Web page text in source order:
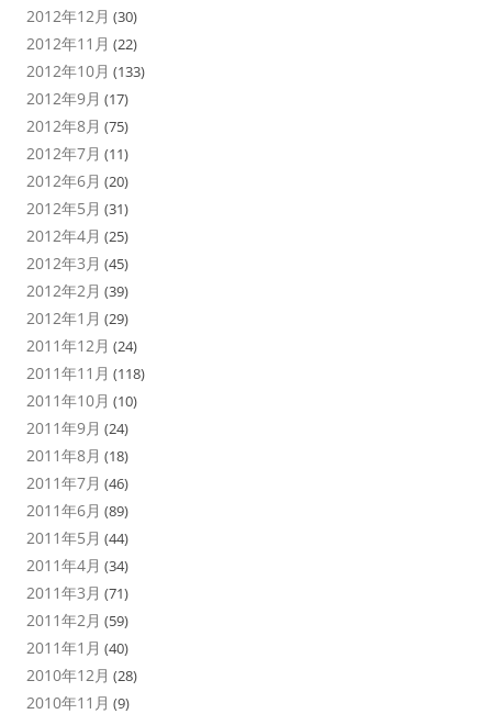
2012年12月 (30)
2012年11月 (22)
2012年10月 (133)
2012年9月 (17)
2012年8月 (75)
2012年7月 (11)
2012年6月 (20)
2012年5月 (31)
2012年4月 (25)
2012年3月 (45)
2012年2月 (39)
2012年1月 (29)
2011年12月 (24)
2011年11月 (118)
2011年10月 (10)
2011年9月 (24)
2011年8月 (18)
2011年7月 (46)
2011年6月 (89)
2011年5月 (44)
2011年4月 (34)
2011年3月 (71)
2011年2月 (59)
2011年1月 (40)
2010年12月 (28)
2010年11月 (9)